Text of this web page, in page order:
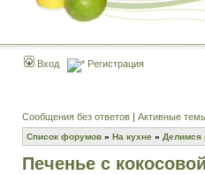
Вход Регистрация
Сообщения без ответов | Активные
Список форумов » На кухне » Делимся
Печенье с